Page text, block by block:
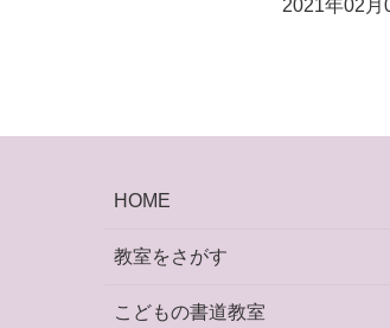
2021年02月
HOME
教室をさがす
こどもの書道教室